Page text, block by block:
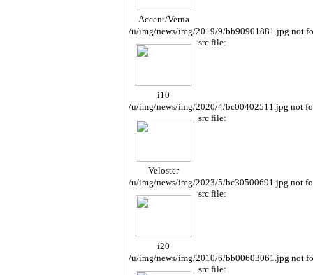
Accent/Verna
/u/img/news/img/2019/9/bb90901881.jpg not
i10
src file:
/u/img/news/img/2020/4/bc00402511.jpg not
Veloster
src file:
/u/img/news/img/2023/5/bc30500691.jpg not
i20
src file:
/u/img/news/img/2010/6/bb00603061.jpg not
src file: